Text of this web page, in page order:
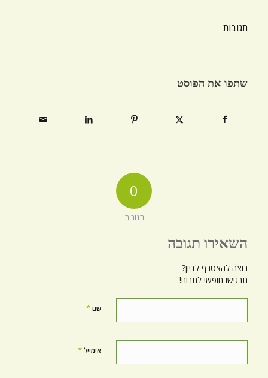
תגובות
שתפו את הפוסט
0
תגובות
השאירו תגובה
רוצה להצטרף לדיון?
תרגישו חופשי לתרום!
שם *
אימייל *